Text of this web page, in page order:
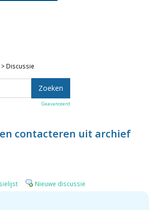
> Discussie
Geavanceerd
contacteren uit archief
Nieuwe discussie